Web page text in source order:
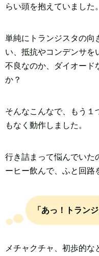
らい頭を抱えていました。
単純にトランジスタの向
い、抵抗やコンデンサを
不良なのか、ダイオー
か？
そんなこんなで、もう１
もなく動作しました。
行き詰まって悩んでいた
ーヒー飲んで、ふと回路
「あっ！トラン
メチャクチャ、初歩的